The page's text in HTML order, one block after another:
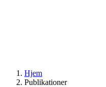
Hjem
Publikationer